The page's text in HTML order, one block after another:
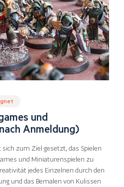
und
Anmeldung)
sich zum Ziel gesetzt, das Spielen
und Miniaturenspielen zu
jedes Einzelnen durch den
und das Bemalen von Kulissen